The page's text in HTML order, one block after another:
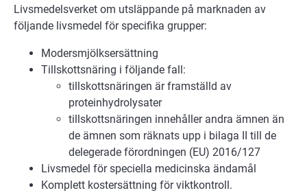
Livsmedelsverket om utsläppande på marknaden av
följande livsmedel för specifika grupper:
Modersmjölksersättning
Tillskottsnäring i följande fall:
tillskottsnäringen är framställd av
proteinhydrolysater
tillskottsnäringen innehåller andra ämnen än
de ämnen som räknats upp i bilaga II till de
delegerade förordningen (EU) 2016/127
Livsmedel för speciella medicinska ändamål
Komplett kostersättning för viktkontroll.